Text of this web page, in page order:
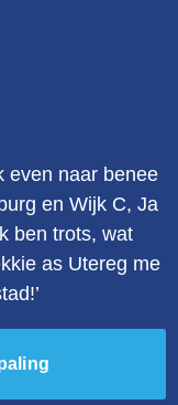
even naar benee
en Wijk C, Ja
ben trots, wat
as Utereg me